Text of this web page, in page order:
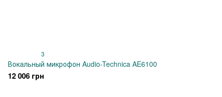
3
Вокальный микрофон Audio-Technica AE6100
12 006 грн